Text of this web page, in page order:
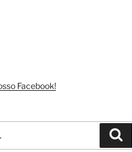
Facebook!